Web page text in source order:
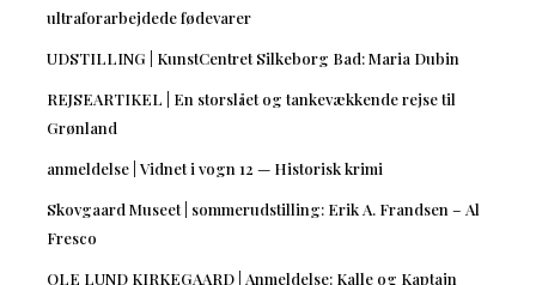
ultraforarbejdede fødevarer
UDSTILLING | KunstCentret Silkeborg Bad: Maria Dubin
REJSEARTIKEL | En storslået og tankevækkende rejse til
Grønland
anmeldelse | Vidnet i vogn 12 — Historisk krimi
Skovgaard Museet | sommerudstilling: Erik A. Frandsen – Al
Fresco
OLE LUND KIRKEGAARD | Anmeldelse: Kalle og Kaptajn